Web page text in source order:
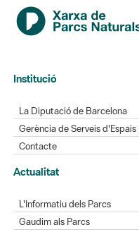
Institució
La Diputació de Barcelona
Gerència de Serveis
Contacte
Actualitat
L'Informatiu dels Parcs
Gaudim als Parcs